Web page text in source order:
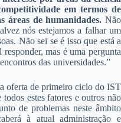
em termos de
áreas de humanidades. Não
nós estejamos a falhar um
Não sei se é isso que está a
mas é uma pergunta
das universidades.”
oferta de primeiro ciclo do IST
estes fatores e outros não
de problemas neste âmbito
à atual administração e